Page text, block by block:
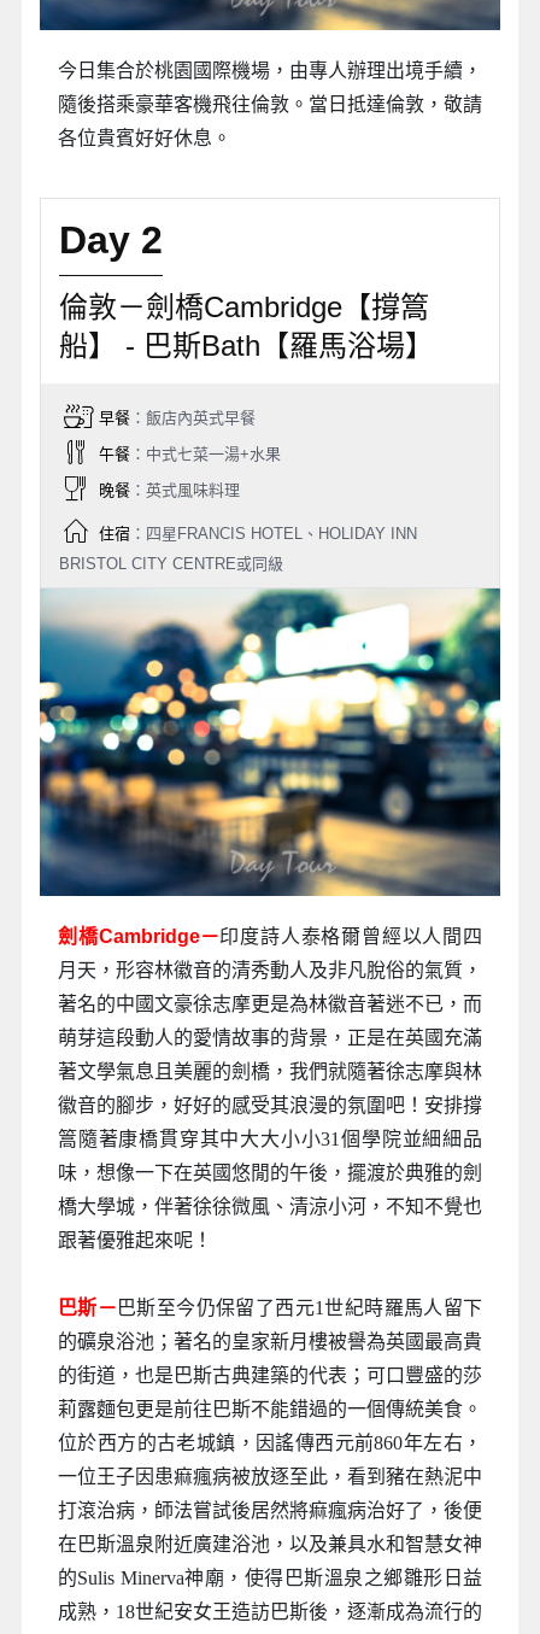
今日集合於桃園國際機場，由專人辦理出境手續，
隨後搭乘豪華客機飛往倫敦。當日抵達倫敦，敬請
各位貴賓好好休息。
Day 2
倫敦－劍橋Cambridge【撐篙
船】 - 巴斯Bath【羅馬浴場】
早餐：飯店內英式早餐
午餐：中式七菜一湯+水果
晚餐：英式風味料理
住宿：四星FRANCIS HOTEL、HOLIDAY INN
BRISTOL CITY CENTRE或同級
劍橋Cambridge－印度詩人泰格爾曾經以人間四
月天，形容林徽音的清秀動人及非凡脫俗的氣質，
著名的中國文豪徐志摩更是為林徽音著迷不已，而
萌芽這段動人的愛情故事的背景，正是在英國充滿
著文學氣息且美麗的劍橋，我們就隨著徐志摩與林
徽音的腳步，好好的感受其浪漫的氛圍吧！安排撐
篙隨著康橋貫穿其中大大小小31個學院並細細品
味，想像一下在英國悠閒的午後，擺渡於典雅的劍
橋大學城，伴著徐徐微風、清涼小河，不知不覺也
跟著優雅起來呢！
巴斯－ 巴斯至今仍保留了西元1世紀時羅馬人留下
的礦泉浴池；著名的皇家新月樓被譽為英國最高貴
的街道，也是巴斯古典建築的代表；可口豐盛的莎
莉露麵包更是前往巴斯不能錯過的一個傳統美食。
位於西方的古老城鎮，因謠傳西元前860年左右，
一位王子因患痲瘋病被放逐至此，看到豬在熱泥中
打滾治病，師法嘗試後居然將痲瘋病治好了，後便
在巴斯溫泉附近廣建浴池，以及兼具水和智慧女神
的Sulis Minerva神廟，使得巴斯溫泉之鄉雛形日益
成熟，18世紀安女王造訪巴斯後，逐漸成為流行的